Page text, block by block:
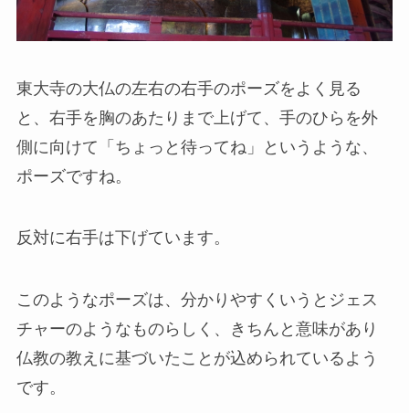
東大寺の大仏の左右の右手のポーズをよく見る
と、右手を胸のあたりまで上げて、手のひらを外
側に向けて「ちょっと待ってね」というような、
ポーズですね。
反対に右手は下げています。
このようなポーズは、分かりやすくいうとジェス
チャーのようなものらしく、
きちんと意味があり
仏教の教えに基づいたことが込められている よう
です。